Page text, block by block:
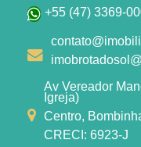
+55 (47) 3369-
Av Vereador
Igreja)
Centro,
CRECI: 6923-J